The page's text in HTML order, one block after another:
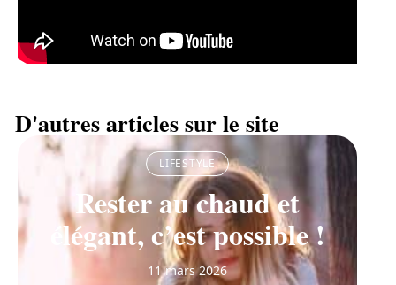
D'autres articles sur le site
LIFESTYLE
Rester au chaud et
élégant, c’est possible !
11 mars 2026